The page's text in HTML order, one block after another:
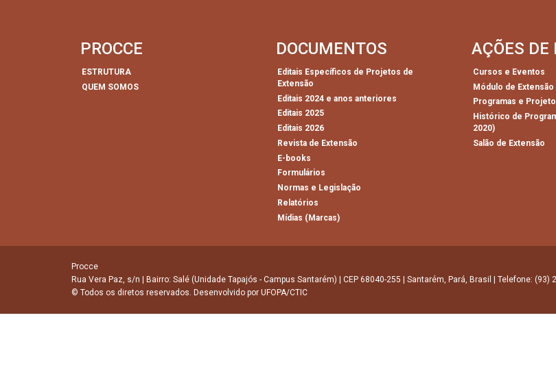
PROCCE
ESTRUTURA
QUEM SOMOS
DOCUMENTOS
Editais Específicos de Projetos de
Extensão
Editais 2024 e anos anteriores
Editais 2025
Editais 2026
Revista de Extensão
E-books
Formulários
Normas e Legislação
Relatórios
Mídias (Marcas)
AÇÕES DE
Cursos e Eventos
Módulo de Extensão
Programas e
Histórico de
2020)
Salão de Extensão
Procce
Rua Vera Paz, s/n | Bairro: Salé (Unidade Tapajós - Campus Santarém) | CEP 68040-255 | Santarém, Pará, Brasil | Telefone: (93)
© Todos os diretos reservados. Desenvolvido por UFOPA/CTIC